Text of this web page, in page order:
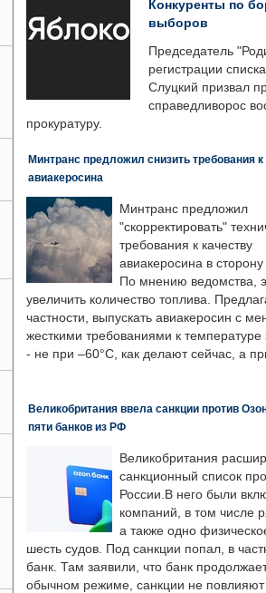
Конкуренты по
выборов
Председатель
регистрации
Слуцкий призвал
справедливорос
прокуратуру.
Минтранс предложил снизить требования к
авиакеросина
Минтранс предложил
"скорректировать"
требования к качеству
авиакеросина в
По мнению ведомства,
увеличить количество топлива.
частности, выпускать авиакеросин с
жесткими требованиями к температуре
- не при –60°C, как делают сейчас, а
Великобритания ввела санкции против
пяти банков из РФ
Великобритания
санкционный список
России.В него были
компаний, в том числе
а также одно
шесть судов. Под санкции попал, в
банк. Там заявили, что банк
обычном режиме, санкции не повлияют